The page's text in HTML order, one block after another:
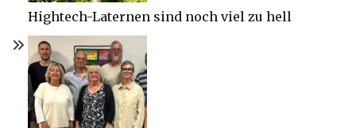
Hightech-Laternen sind noch viel zu hell